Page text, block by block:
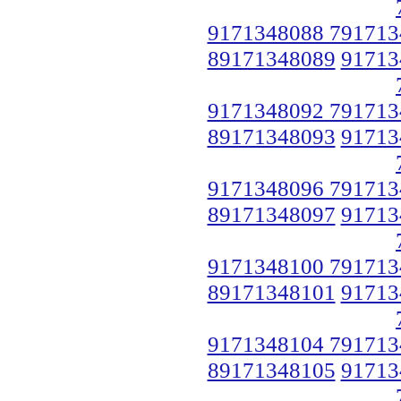
9171348088
89171348089
9171348092
89171348093
9171348096
89171348097
9171348100
89171348101
9171348104
89171348105